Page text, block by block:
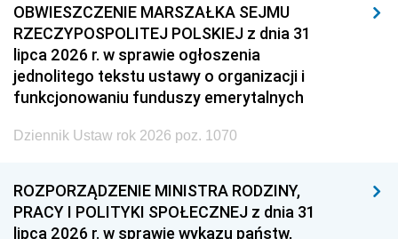
OBWIESZCZENIE MARSZAŁKA SEJMU
RZECZYPOSPOLITEJ POLSKIEJ z dnia 31
lipca 2026 r. w sprawie ogłoszenia
jednolitego tekstu ustawy o organizacji i
funkcjonowaniu funduszy emerytalnych
Dziennik Ustaw rok 2026 poz. 1070
ROZPORZĄDZENIE MINISTRA RODZINY,
PRACY I POLITYKI SPOŁECZNEJ z dnia 31
lipca 2026 r. w sprawie wykazu państw,